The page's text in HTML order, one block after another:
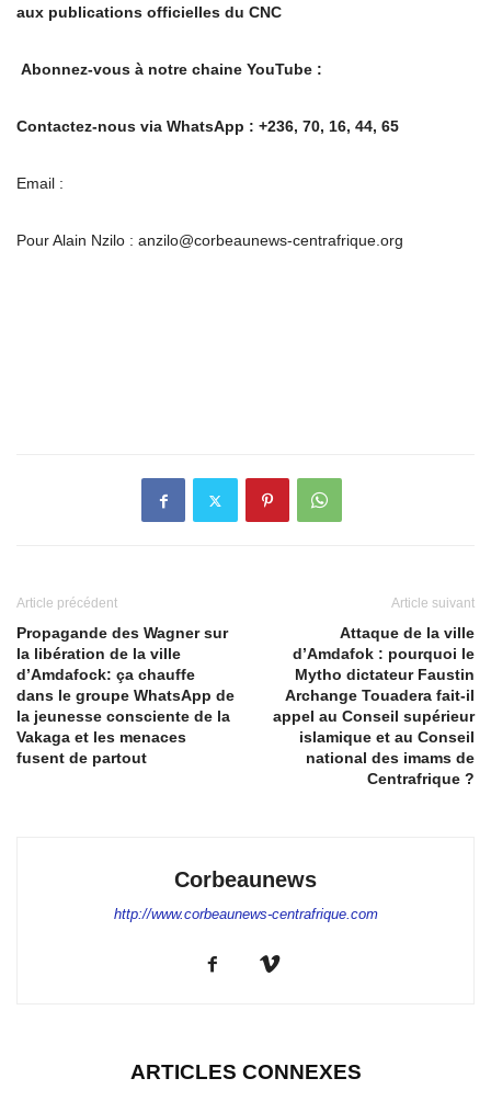
aux publications officielles du CNC
Abonnez-vous à notre chaine YouTube :
Contactez-nous via WhatsApp : +236, 70, 16, 44, 65
Email :
Pour Alain Nzilo : anzilo@corbeaunews-centrafrique.org
Article précédent
Propagande des Wagner sur
la libération de la ville
d’Amdafock: ça chauffe
dans le groupe WhatsApp de
la jeunesse consciente de la
Vakaga et les menaces
fusent de partout
Article suivant
Attaque de la ville
d’Amdafok : pourquoi le
Mytho dictateur Faustin
Archange Touadera fait-il
appel au Conseil supérieur
islamique et au Conseil
national des imams de
Centrafrique ?
Corbeaunews
http://www.corbeaunews-centrafrique.com
ARTICLES CONNEXES